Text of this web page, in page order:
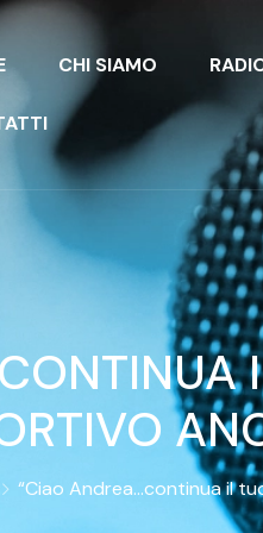
CHI SIAMO
“Ciao Andrea…continua il